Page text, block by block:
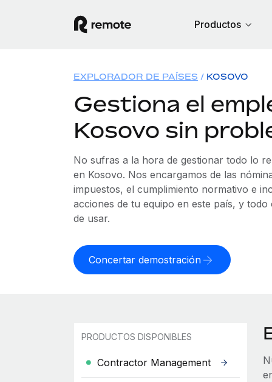
Productos
EXPLORADOR DE PAÍSES KOSOVO
Gestiona el
Kosovo sin
No sufras a la hora de gestionar todo lo
en Kosovo. Nos encargamos de las
impuestos, el cumplimiento normativo e
acciones de tu equipo en este país, y
de usar.
Concertar demostración
PRODUCTOS DISPONIBLES
Contractor Management